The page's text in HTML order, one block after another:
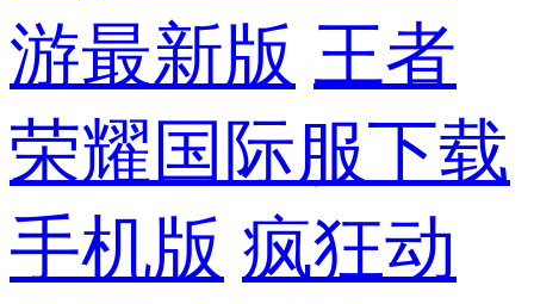
游最新版 王者
荣耀国际服下载
手机版 疯狂动